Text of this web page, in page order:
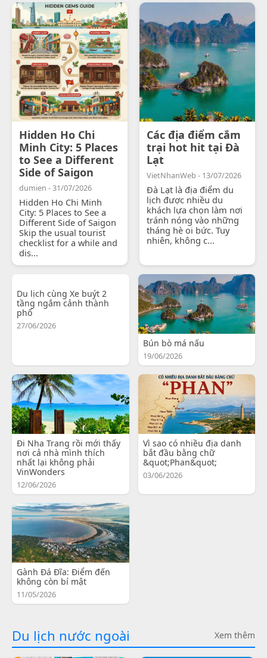
Hidden Ho Chi
Minh City: 5 Places
to See a Different
Side of Saigon
dumien - 31/07/2026
Hidden Ho Chi Minh
City: 5 Places to See a
Different Side of Saigon
Skip the usual tourist
checklist for a while and
dis...
Các địa điểm cắm
trại hot hit tại Đà
Lạt
VietNhanWeb - 13/07/2026
Đà Lạt là địa điểm du
lịch được nhiều du
khách lựa chọn làm nơi
tránh nóng vào những
tháng hè oi bức. Tuy
nhiên, không c...
Du lịch cùng Xe buýt 2
tầng ngắm cảnh thành
phố
27/06/2026
Bún bò má nấu
19/06/2026
Đi Nha Trang rồi mới thấy
nơi cả nhà mình thích
nhất lại không phải
VinWonders
12/06/2026
Vì sao có nhiều địa danh
bắt đầu bằng chữ
&quot;Phan&quot;
03/06/2026
Gành Đá Đĩa: Điểm đến
không còn bí mật
11/05/2026
Du lịch nước ngoài Xem thêm